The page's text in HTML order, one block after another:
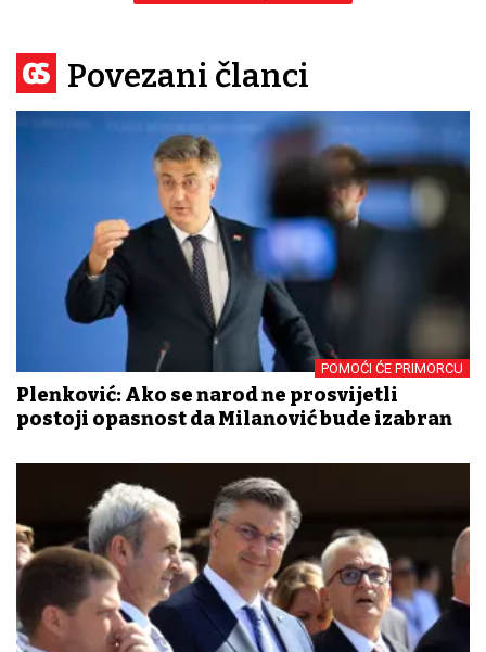
Povezani članci
POMOĆI ĆE PRIMORCU
Plenković: Ako se narod ne prosvijetli
postoji opasnost da Milanović bude izabran